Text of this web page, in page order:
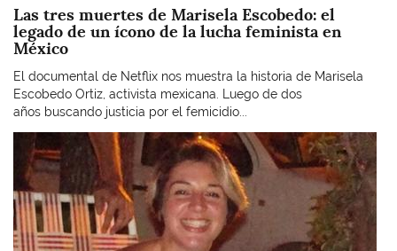
Las tres muertes de Marisela Escobedo: el
legado de un ícono de la lucha feminista en
México
El documental de Netflix nos muestra la historia de Marisela
Escobedo Ortiz, activista mexicana. Luego de dos
años buscando justicia por el femicidio...
Imagen